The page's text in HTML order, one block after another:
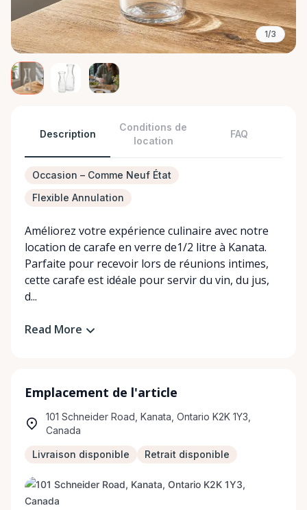
1/3
Description
Conditions de
location
FAQ
Occasion – Comme Neuf État
Flexible Annulation
Améliorez votre expérience culinaire avec notre
location de carafe en verre de1/2 litre à Kanata.
Parfaite pour recevoir lors de réunions intimes,
cette carafe est idéale pour servir du vin, du jus,
d...
Read More
Emplacement de l'article
101 Schneider Road, Kanata, Ontario K2K 1Y3,
Canada
Livraison disponible Retrait disponible